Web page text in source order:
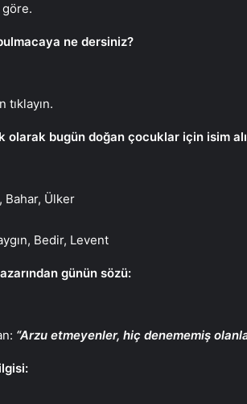
ne dersiniz?
tıklayın.
olarak bugün doğan çocuklar için isim
Bahar, Ülker
Bedir, Levent
günün sözü:
“Arzu etmeyenler, hiç denememiş